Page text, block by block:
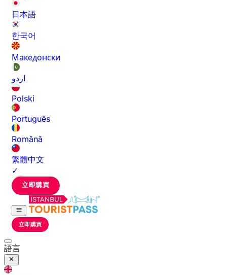
日本語
한국어
Македонски
اردو
Polski
Português
Română
繁體中文
✓
立即購買
立即購買
語言